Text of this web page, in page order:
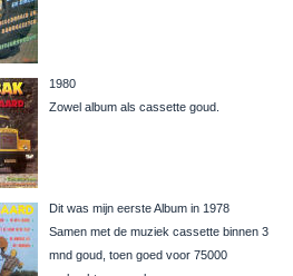
1980
Zowel album als cassette goud.
Dit was mijn eerste Album in 1978
Samen met de muziek cassette binnen 3
mnd goud, toen goed voor 75000